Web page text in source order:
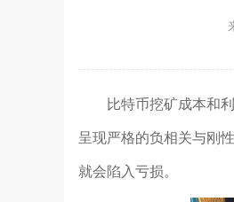
比特币挖矿成本和
呈现严格的负相关与刚
就会陷入亏损。